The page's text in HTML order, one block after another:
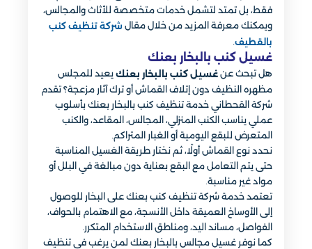
فقط، بل تمتد لتشمل خدمات متخصصة للأثاث والمجالس،
ويمكنك معرفة المزيد من خلال مقال شركة تنظيف كنب
بالقطيف
غسيل كنب بالبخار بعنك
هل تبحث عن غسيل كنب بالبخار بعنك يعيد للمجلس
مظهره النظيف دون إتلاف القماش أو ترك آثار مزعجة؟ تقدم
شركة القحطاني خدمة تنظيف كنب بالبخار بعنك بأسلوب
عملي يناسب الكنب المنزلي، المجالس، المقاعد، والكنب
المتعرض للبقع اليومية أو الغبار المتراكم.
نحدد نوع القماش أولًا، ثم نختار طريقة الغسيل المناسبة
حتى يتم التعامل مع البقع بعناية دون مبالغة في البلل أو
مواد غير مناسبة.
تعتمد خدمة شركة تنظيف كنب بعنك على البخار للوصول
إلى الأوساخ العميقة داخل الأنسجة، مع الاهتمام بالحواف،
الفواصل، مساند اليد، ومناطق الاستخدام المتكرر.
كما نوفر غسيل مجالس بالبخار بعنك لمن يرغب في تنظيف